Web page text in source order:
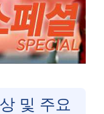
및 주요